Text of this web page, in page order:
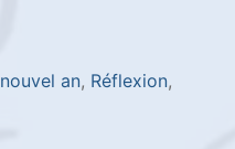
nouvel an, Réflexion,